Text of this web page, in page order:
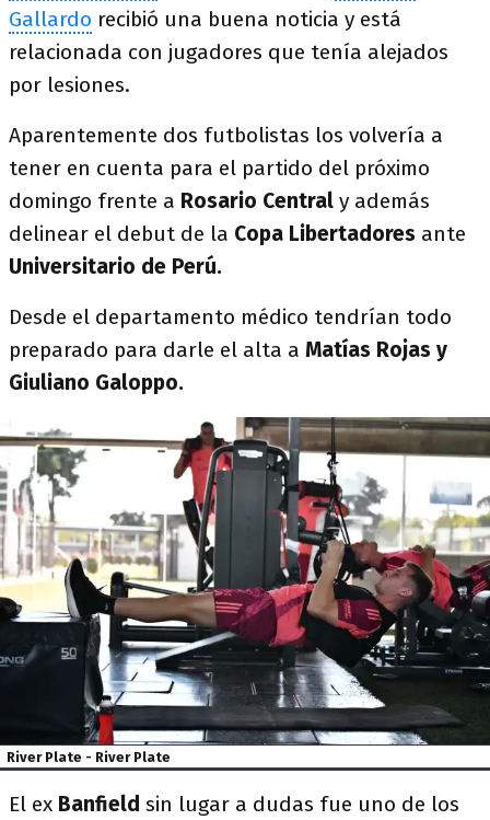
Gallardo recibió una buena noticia y está
relacionada con jugadores que tenía alejados
por lesiones.
Aparentemente dos futbolistas los volvería a
tener en cuenta para el partido del próximo
domingo frente a Rosario Central y además
delinear el debut de la Copa Libertadores ante
Universitario de Perú.
Desde el departamento médico tendrían todo
preparado para darle el alta a Matías Rojas y
Giuliano Galoppo.
River Plate - River Plate
El ex Banfield sin lugar a dudas fue uno de los